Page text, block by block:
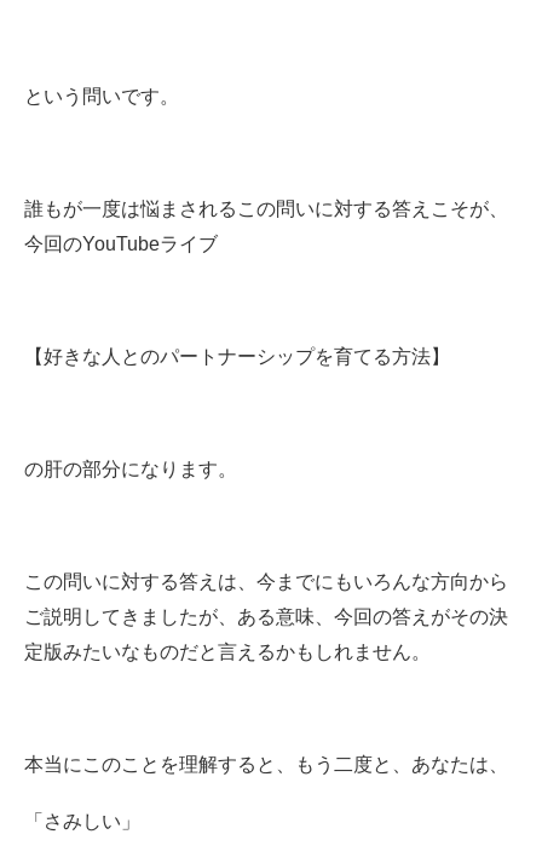
という問いです。
誰もが一度は悩まされるこの問いに対する答えこそが、
今回のYouTubeライブ
【好きな人とのパートナーシップを育てる方法】
の肝の部分になります。
この問いに対する答えは、今までにもいろんな方向から
ご説明してきましたが、ある意味、今回の答えがその決
定版みたいなものだと言えるかもしれません。
本当にこのことを理解すると、もう二度と、あなたは、
「さみしい」